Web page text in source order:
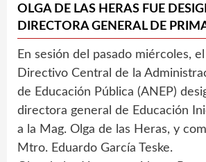
OLGA DE LAS HERAS FUE
DIRECTORA GENERAL DE
En sesión del pasado miércoles,
Directivo Central de la
de Educación Pública (ANEP)
directora general de Educación
a la Mag. Olga de las Heras, y
Mtro. Eduardo García Teske.